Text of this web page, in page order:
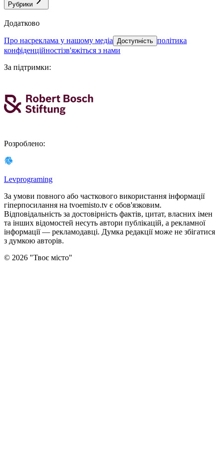
Рубрики
Додатково
про насреклама у нашому медіа Доступність політика
конфіденційностізв'яжіться з нами
За підтримки:
Розроблено:
Levprograming
За умови повного або часткового використання iнформацiї
гіперпосилання на tvoemisto.tv є обов'язковим.
Відповідальність за достовірність фактів, цитат, власних імен
та інших відомостей несуть автори публікацій, а рекламної
інформації — рекламодавці. Думка редакцiї може не збiгатися
з думкою авторiв.
© 2026 "Твоє місто"